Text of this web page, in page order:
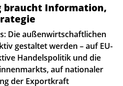
braucht Information,
Die außenwirtschaftlichen
gestaltet werden – auf EU-
Handelspolitik und die
auf nationaler
der Exportkraft